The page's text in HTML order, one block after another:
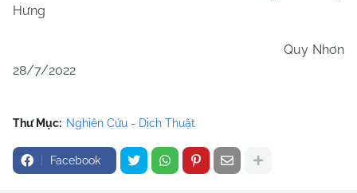
Hưng
Quy Nhơn
28/7/2022
Thư Mục: Nghiên Cứu - Dịch Thuật
Facebook